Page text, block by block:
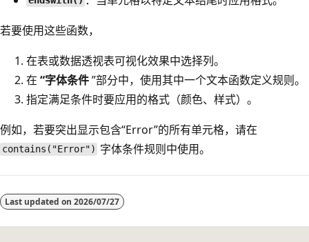
若要使用这些函数，
在表或数据透视表可视化效果中选择列。
在 “字体条件”部分中，使用其中一个文本函数定义规则。
指定满足条件时要应用的格式（颜色、样式）。
例如，若要突出显示包含“Error”的所有单元格，请在
contains("Error") 字体条件规则中使用。
Last updated on 2026/07/27